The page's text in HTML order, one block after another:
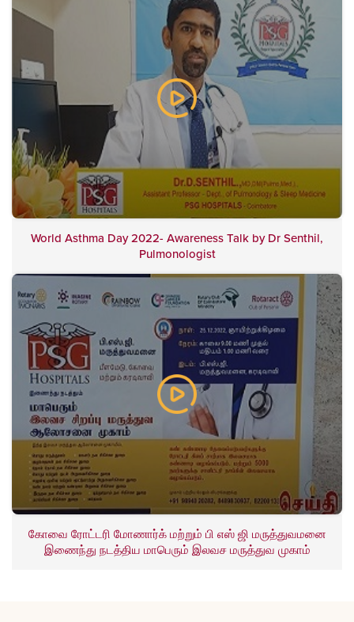
World Asthma Day 2022- Awareness Talk by Dr Senthil,
Pulmonologist
கோவை ரோட்டரி மோணார்க் மற்றும் பி எஸ் ஜி மருத்துவமனை
இணைந்து நடத்திய மாபெரும் இலவச மருத்துவ முகாம்